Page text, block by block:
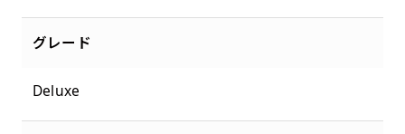
グレード
Deluxe